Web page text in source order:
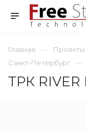
Главная
Проекты
Санкт-Петербург
ТРК RIVER